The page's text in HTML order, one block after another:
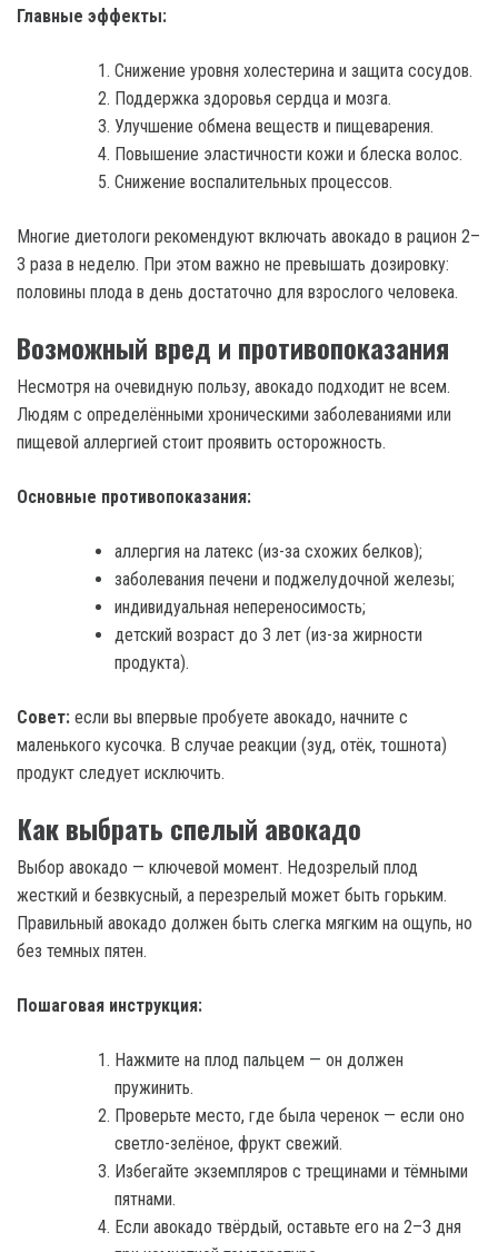
Главные эффекты:
Снижение уровня холестерина и защита сосудов.
Поддержка здоровья сердца и мозга.
Улучшение обмена веществ и пищеварения.
Повышение эластичности кожи и блеска волос.
Снижение воспалительных процессов.
Многие диетологи рекомендуют включать авокадо в рацион 2–
3 раза в неделю. При этом важно не превышать дозировку:
половины плода в день достаточно для взрослого человека.
Возможный вред и противопоказания
Несмотря на очевидную пользу, авокадо подходит не всем.
Людям с определёнными хроническими заболеваниями или
пищевой аллергией стоит проявить осторожность.
Основные противопоказания:
аллергия на латекс (из-за схожих белков);
заболевания печени и поджелудочной железы;
индивидуальная непереносимость;
детский возраст до 3 лет (из-за жирности
продукта).
Совет: если вы впервые пробуете авокадо, начните с
маленького кусочка. В случае реакции (зуд, отёк, тошнота)
продукт следует исключить.
Как выбрать спелый авокадо
Выбор авокадо — ключевой момент. Недозрелый плод
жесткий и безвкусный, а перезрелый может быть горьким.
Правильный авокадо должен быть слегка мягким на ощупь, но
без темных пятен.
Пошаговая инструкция:
Нажмите на плод пальцем — он должен
пружинить.
Проверьте место, где была черенок — если оно
светло-зелёное, фрукт свежий.
Избегайте экземпляров с трещинами и тёмными
пятнами.
Если авокадо твёрдый, оставьте его на 2–3 дня